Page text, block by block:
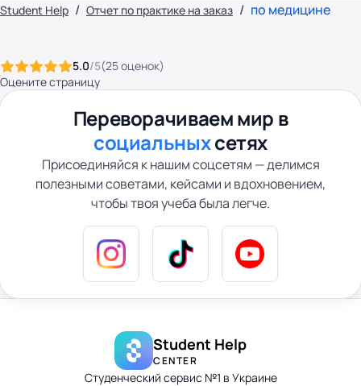
Student Help Отчет по практике на заказ по медицине
5.0/5(25оценок)
Оцените страницу
Переворачиваем мир в
социальныхсетях
Присоединяйся к нашим соцсетям — делимся
полезными советами, кейсами и вдохновением,
чтобы твоя учеба была легче.
Student Help
CENTER
Студенческий сервис №1 в Украине